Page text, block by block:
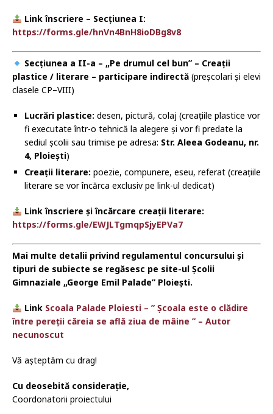
Link înscriere – Secțiunea I:
https://forms.gle/hnVn4BnH8ioDBg8v8
Secțiunea a II-a – „Pe drumul cel bun” – Creații
plastice / literare – participare indirectă (preșcolari și elevi
clasele CP–VIII)
Lucrări plastice: desen, pictură, colaj (creațiile plastice vor
fi executate într-o tehnică la alegere și vor fi predate la
sediul școlii sau trimise pe adresa: Str. Aleea Godeanu, nr.
4, Ploiești)
Creații literare: poezie, compunere, eseu, referat (creațiile
literare se vor încărca exclusiv pe link-ul dedicat)
Link înscriere și încărcare creații literare:
https://forms.gle/EWJLTgmqpSjyEPVa7
Mai multe detalii privind regulamentul concursului și
tipuri de subiecte se regăsesc pe site-ul Școlii
Gimnaziale „George Emil Palade” Ploiești.
Link Scoala Palade Ploiesti – ” Şcoala este o clădire
între pereții căreia se află ziua de mâine ” – Autor
necunoscut
Vă așteptăm cu drag!
Cu deosebită considerație,
Coordonatorii proiectului